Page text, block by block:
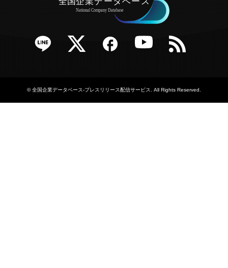
Twitter Facebook YouTube RSS
©全国企業データベース-プレスリリース配信サービス . All Rights Reserved.